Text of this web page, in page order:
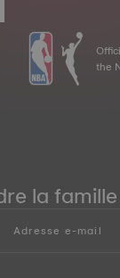
the
la
Adresse e-mail